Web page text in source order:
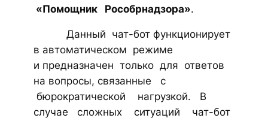
«Помощник Рособрнадзора».
Данный чат-бот функционирует
в автоматическом режиме
и предназначен только для ответов
на вопросы, связанные с
бюрократической нагрузкой. В
случае сложных ситуаций чат-бот